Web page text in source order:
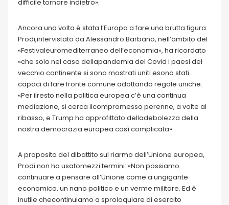
difficile tornare indietro».
Ancora una volta è stata l’Europa a fare una brutta figura.
Prodi,intervistato da Alessandro Barbano, nell’ambito del
«Festivaleuromediterraneo dell’economia», ha ricordato
«che solo nel caso dellapandemia del Covid i paesi del
vecchio continente si sono mostrati uniti esono stati
capaci di fare fronte comune adottando regole uniche.
«Per ilresto nella politica europea c’è una continua
mediazione, si cerca ilcompromesso perenne, a volte al
ribasso, e Trump ha approfittato delladebolezza della
nostra democrazia europea così complicata».
A proposito del dibattito sul riarmo dell’Unione europea,
Prodi non ha usatomezzi termini: «Non possiamo
continuare a pensare all’Unione come a ungigante
economico, un nano politico e un verme militare. Ed è
inutile checontinuiamo a sproloquiare di esercito